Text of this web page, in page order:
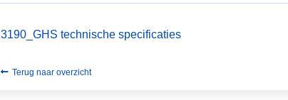
3190_GHS technische specificaties
Terug naar overzicht